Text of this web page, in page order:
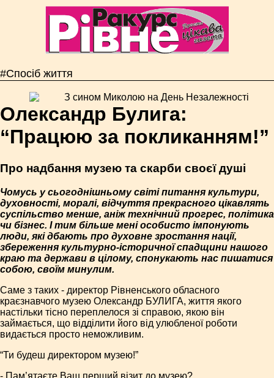
#Спосіб життя
Олександр Булига:
“Працюю за покликанням!”
Про надбання музею та скарби своєї душі
Чомусь у сьогоднішньому світі питання культури,
духовності, моралі, відчуття прекрасного цікавлять
суспільство менше, аніж технічний прогрес, політика
чи бізнес. І тим більше мені особисто імпонують
люди, які дбають про духовне зростання нації,
збереження культурно-історичної спадщини нашого
краю та держави в цілому, спонукають нас пишатися
собою, своїм минулим.
Саме з таких - директор Рівненського обласного
краєзнавчого музею Олександр БУЛИГА, життя якого
настільки тісно переплелося зі справою, якою він
займається, що відділити його від улюбленої роботи
видається просто неможливим.
“Ти будеш директором музею!”
- Пам’ятаєте Ваш перший візит до музею?